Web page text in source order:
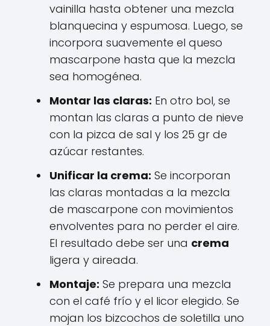
vainilla hasta obtener una mezcla
blanquecina y espumosa. Luego, se
incorpora suavemente el queso
mascarpone hasta que la mezcla
sea homogénea.
Montar las claras: En otro bol, se
montan las claras a punto de nieve
con la pizca de sal y los 25 gr de
azúcar restantes.
Unificar la crema: Se incorporan
las claras montadas a la mezcla
de mascarpone con movimientos
envolventes para no perder el aire.
El resultado debe ser una crema
ligera y aireada.
Montaje: Se prepara una mezcla
con el café frío y el licor elegido. Se
mojan los bizcochos de soletilla uno